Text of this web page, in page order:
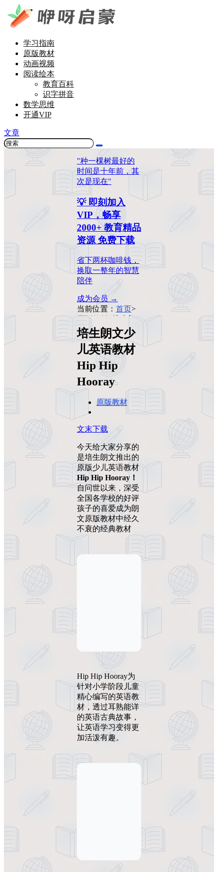
学习指南
原版教材
动画视频
阅读绘本
教育百科
识字拼音
数学思维
开通VIP
文章
"种一棵树最好的
时间是十年前，其
次是现在"
💡 即刻加入
VIP，畅享
2000+ 教育精品
资源 免费下载
省下两杯咖啡钱，
换取一整年的智慧
陪伴
成为会员 →
当前位置： 首页>
原版教材
培生朗
文少儿英语教材
Hip Hip Hooray
培生朗文少
儿英语教材
Hip Hip
Hooray
原版教材
文末下载
今天给大家分享的
是培生朗文推出的
原版少儿英语教材
Hip Hip Hooray！
自问世以来，深受
全国各学校的好评
孩子的喜爱成为朗
文原版教材中经久
不衰的经典教材
Hip Hip Hooray为
针对小学阶段儿童
精心编写的英语教
材，透过耳熟能详
的英语古典故事，
让英语学习变得更
加活泼有趣。